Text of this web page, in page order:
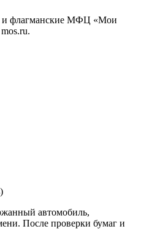
и флагманские МФЦ «Мои
автомобиль,
После проверки бумаг и